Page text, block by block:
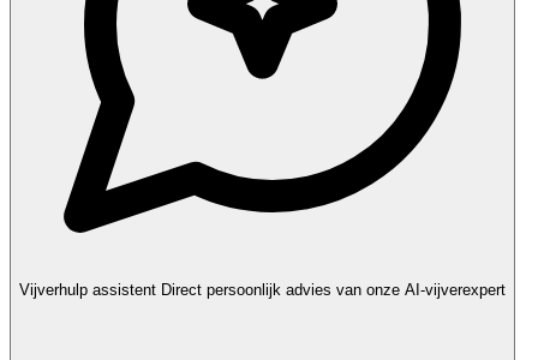
Vijverhulp assistent Direct persoonlijk advies van onze AI-vijverexpert